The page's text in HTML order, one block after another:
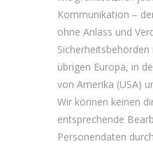
Kommunikation –
ohne Anlass und
übrigen Europa, in
von Amerika (USA)
Wir können keinen
entsprechende
Personendaten